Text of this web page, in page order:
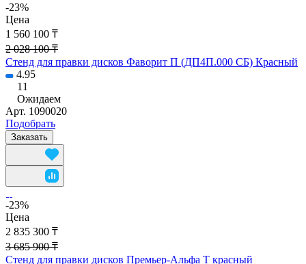
-23%
Цена
1 560 100 ₸
2 028 100 ₸
Стенд для правки дисков Фаворит П (ДП4П.000 СБ) Красный
4.95
11
Ожидаем
Арт. 1090020
Подобрать
Заказать
-23%
Цена
2 835 300 ₸
3 685 900 ₸
Стенд для правки дисков Премьер-Альфа Т красный